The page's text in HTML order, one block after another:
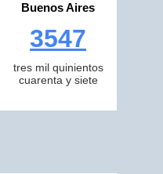
Buenos Aires
3547
tres mil quinientos
cuarenta y siete